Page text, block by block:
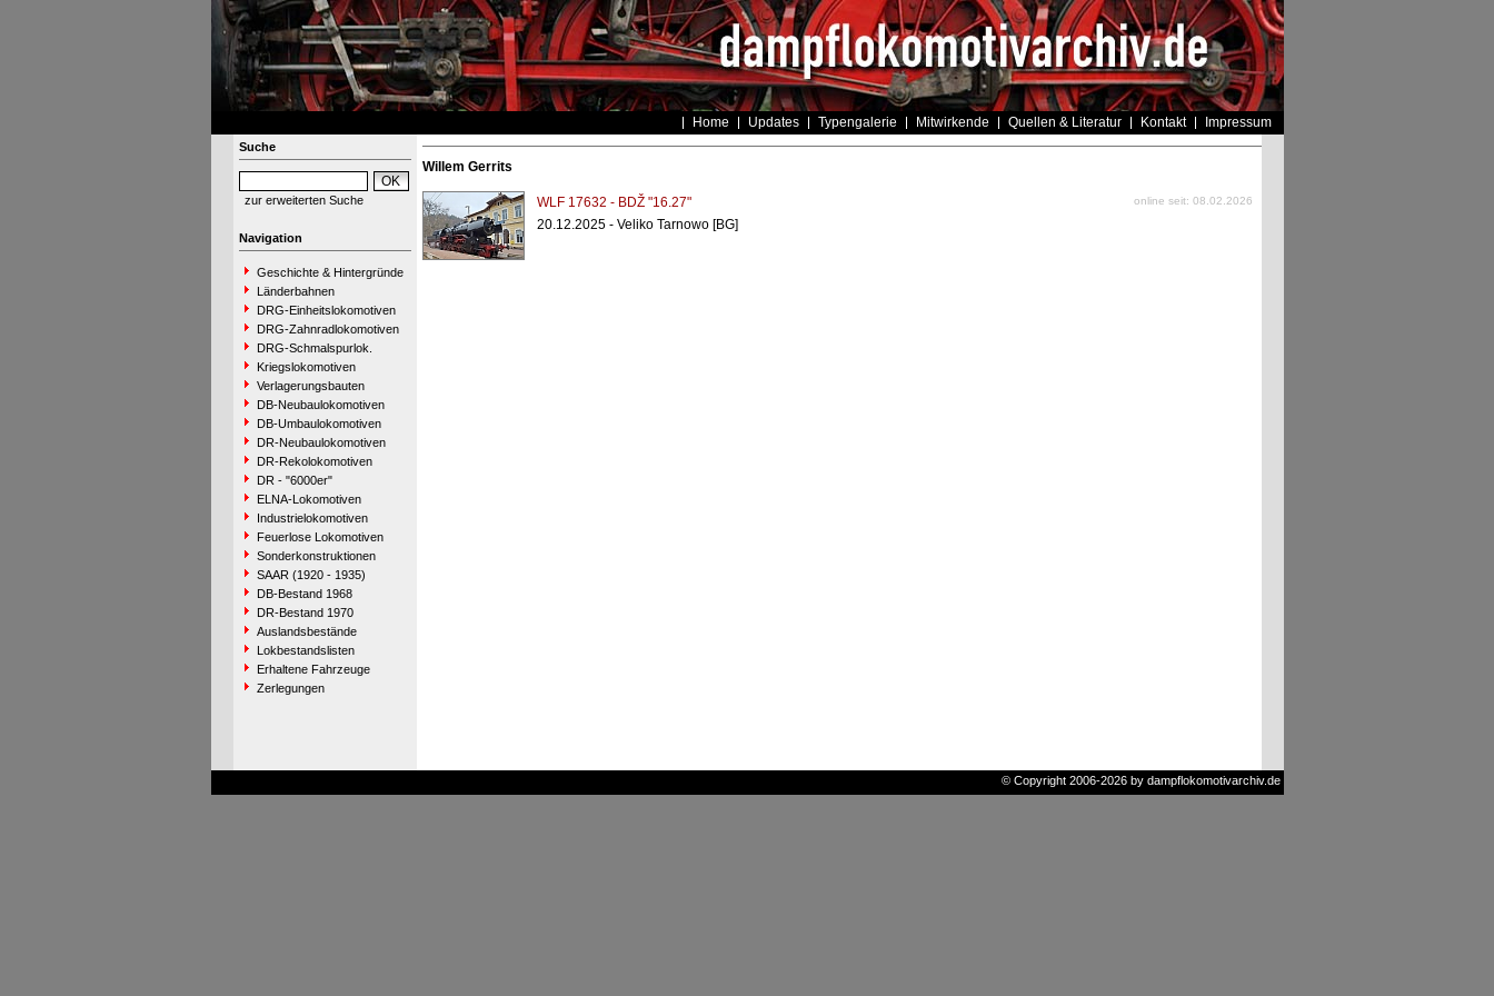
Home Updates Typengalerie Mitwirkende Quellen & Literatur Kontakt Impressum
Suche
zur erweiterten Suche
Navigation
Geschichte & Hintergründe
Länderbahnen
DRG-Einheitslokomotiven
DRG-Zahnradlokomotiven
DRG-Schmalspurlok.
Kriegslokomotiven
Verlagerungsbauten
DB-Neubaulokomotiven
DB-Umbaulokomotiven
DR-Neubaulokomotiven
DR-Rekolokomotiven
DR - "6000er"
ELNA-Lokomotiven
Industrielokomotiven
Feuerlose Lokomotiven
Sonderkonstruktionen
SAAR (1920 - 1935)
DB-Bestand 1968
DR-Bestand 1970
Auslandsbestände
Lokbestandslisten
Erhaltene Fahrzeuge
Zerlegungen
Willem Gerrits
WLF 17632 - BDŽ "16.27" online seit: 08.02.2026
20.12.2025 - Veliko Tarnowo [BG]
© Copyright 2006-2026 by dampflokomotivarchiv.de